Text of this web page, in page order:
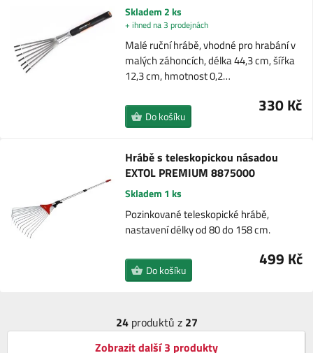
Skladem 2 ks
+ ihned na 3 prodejnách
Malé ruční hrábě, vhodné pro hrabání v
malých záhoncích, délka 44,3 cm, šířka
12,3 cm, hmotnost 0,2…
330 Kč
Do košíku
Hrábě s teleskopickou násadou
EXTOL PREMIUM 8875000
Skladem 1 ks
Pozinkované teleskopické hrábě,
nastavení délky od 80 do 158 cm.
499 Kč
Do košíku
24produktů z 27
Zobrazit další 3 produkty